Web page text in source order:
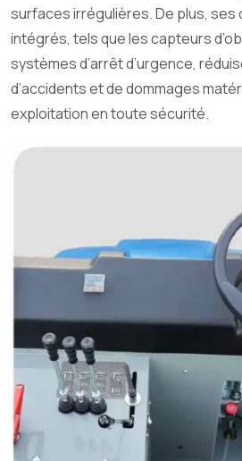
surfaces irrégulières. De plus,
intégrés, tels que les capteurs
systèmes d’arrêt d’urgence,
d’accidents et de dommages
exploitation en toute sécurité.